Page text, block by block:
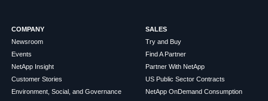
COMPANY
Newsroom
Events
NetApp Insight
Customer Stories
Environment, Social, and Governance
SALES
Try and Buy
Find A Partner
Partner With NetApp
US Public Sector Contracts
NetApp OnDemand Consumption